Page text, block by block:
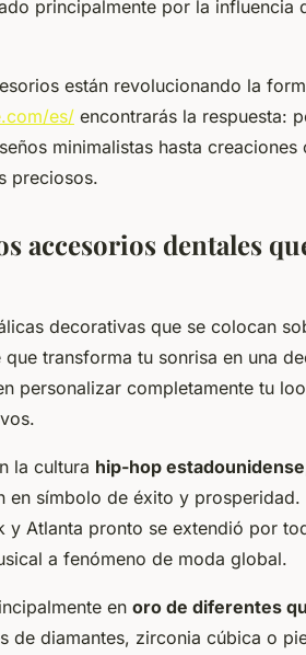
principalmente por la influencia
están revolucionando la
es/ encontrarás la respuesta:
minimalistas hasta creaciones
preciosos.
accesorios dentales
decorativas que se colocan
transforma tu sonrisa en una
personalizar completamente tu
la cultura hip-hop estadounidense
en símbolo de éxito y prosperidad.
y Atlanta pronto se extendió por
a fenómeno de moda global.
en oro de diferentes
de diamantes, zirconia cúbica o